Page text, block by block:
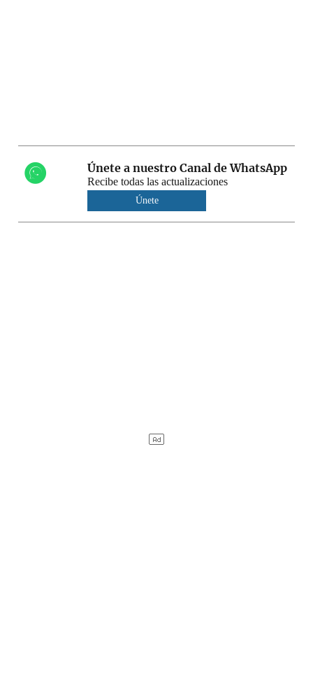
Únete a nuestro Canal de WhatsApp
Recibe todas las actualizaciones
Únete